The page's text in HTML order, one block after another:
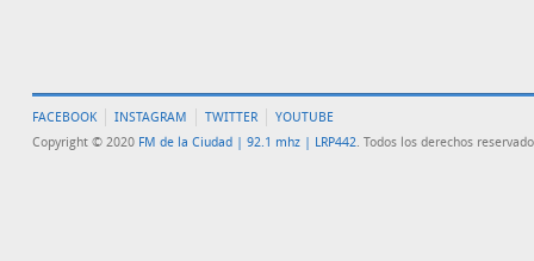
FACEBOOK INSTAGRAM TWITTER
YOUTUBE
Copyright © 2020 FM de la Ciudad | 92.1 mhz | LRP442. Todos los derechos